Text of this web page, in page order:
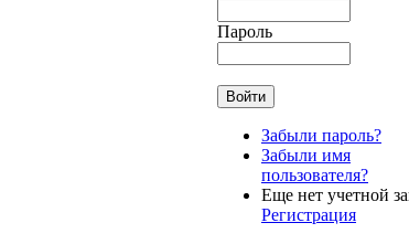
Пароль
Забыли пароль?
Забыли имя
пользователя?
Еще нет учетной
Регистрация